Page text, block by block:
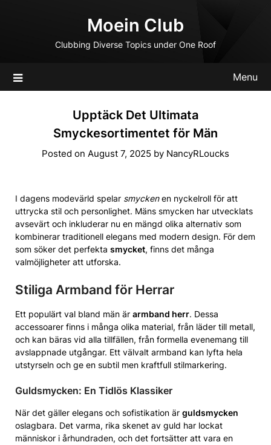
Moein Club
Clubbing Diverse Topics under One Roof
Menu
Upptäck Det Ultimata
Smyckesortimentet för Män
Posted on August 7, 2025 by NancyRLoucks
I dagens modevärld spelar smyckenen nyckelroll för att
uttrycka stil och personlighet. Mäns smycken har utvecklats
avsevärt och inkluderar nu en mängd olika alternativ som
kombinerar traditionell elegans med modern design. För dem
som söker det perfekta smycket, finns det många
valmöjligheter att utforska.
Stiliga Armband för Herrar
Ett populärt val bland män är armband herr. Dessa
accessoarer finns i många olika material, från läder till metall,
och kan bäras vid alla tillfällen, från formella evenemang till
avslappnade utgångar. Ett välvalt armband kan lyfta hela
utstyrseln och ge en subtil men kraftfull stilmarkering.
Guldsmycken: En Tidlös Klassiker
När det gäller elegans och sofistikation är guldsmycken
oslagbara. Det varma, rika skenet av guld har lockat
människor i århundraden, och det fortsätter att vara en